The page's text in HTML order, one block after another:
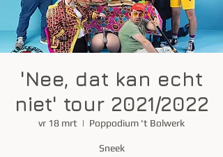
'Nee, dat kan echt
niet' tour 2021/2022
vr 18 mrt
  |
Poppodium 't Bolwerk
Sneek